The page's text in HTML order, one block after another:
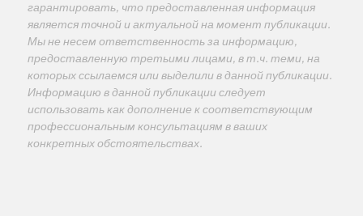
гарантировать, что предоставленная информация
является точной и актуальной на момент публикации.
Мы не несем ответственность за информацию,
предоставленную третьими лицами, в т.ч. теми, на
которых ссылаемся или выделили в данной публикации.
Информацию в данной публикации следует
использовать как дополнение к соответствующим
профессиональным консультациям в ваших
конкретных обстоятельствах.